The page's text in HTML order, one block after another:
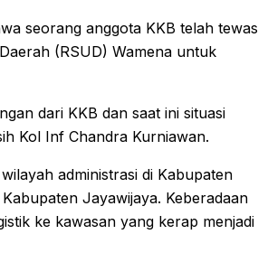
seorang anggota KKB telah tewas
(RSUD) Wamena untuk
dari KKB dan saat ini situasi
Kol Inf Chandra Kurniawan.
administrasi di Kabupaten
Jayawijaya. Keberadaan
ke kawasan yang kerap menjadi